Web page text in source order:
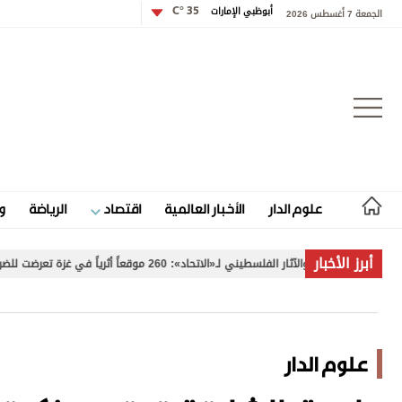
الجمعة 7 أغسطس 2026 أبوظبي الإمارات 35 °C
علوم الدار الأخبار العالمية اقتصاد الرياضة
علوم الدار
الرياضة
أبرز الأخبار
260 موقعاً أثرياً في غزة تعرضت للضرر «سلطة
علوم الدار